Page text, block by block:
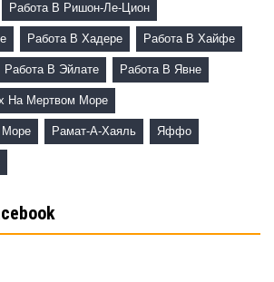
Работа В Ришон-Ле-Цион
Работа В Хадере Работа В Хайфе
Работа В Эйлате Работа В Явне
На Мертвом Море
Море Рамат-А-Хаяль Яффо